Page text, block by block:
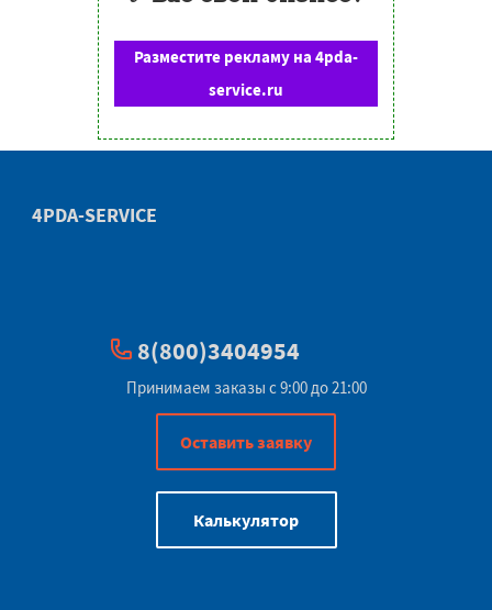
Разместите рекламу на 4pda-
service.ru
4PDA-SERVICE
8(800)3404954
Принимаем заказы с 9:00 до 21:00
Оставить заявку
Калькулятор